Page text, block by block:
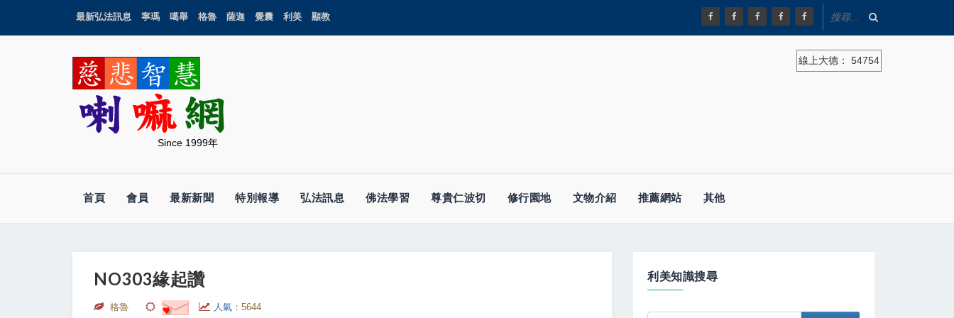
最新弘法訊息 寧瑪 噶舉 格魯 薩迦 覺囊 利美 顯教
Since 1999年
線上大德： 54754
首頁 會員 最新新聞 特別報導 弘法訊息 佛法學習 尊貴仁波切 修行園地 文物介紹 推薦網站 其他
NO303緣起讚
格魯 人氣： 5644
利美知識搜尋